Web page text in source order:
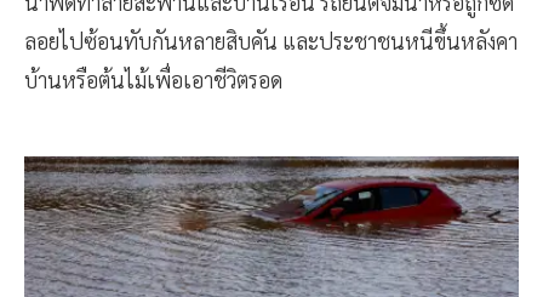
ลอยไปซ้อนทับกันหลายสิบคัน และประชาชนหนีขึ้นหลังคา
บ้านหรือต้นไม้เพื่อเอาชีวิตรอด